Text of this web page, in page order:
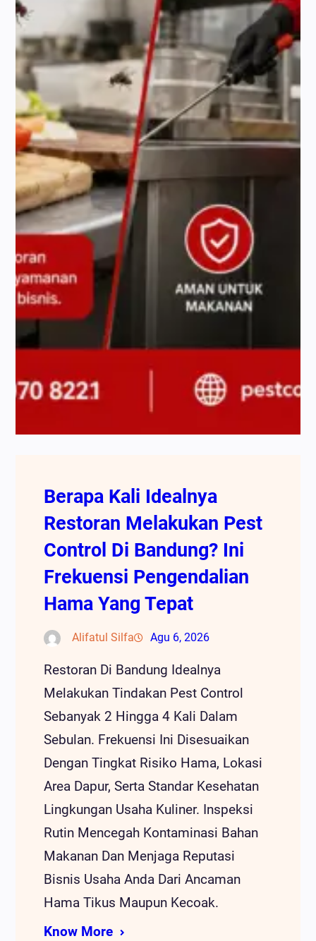
Berapa Kali Idealnya
Restoran Melakukan Pest
Control Di Bandung? Ini
Frekuensi Pengendalian
Hama Yang Tepat
Alifatul Silfa Agu 6, 2026
Restoran Di Bandung Idealnya
Melakukan Tindakan Pest Control
Sebanyak 2 Hingga 4 Kali Dalam
Sebulan. Frekuensi Ini Disesuaikan
Dengan Tingkat Risiko Hama, Lokasi
Area Dapur, Serta Standar Kesehatan
Lingkungan Usaha Kuliner. Inspeksi
Rutin Mencegah Kontaminasi Bahan
Makanan Dan Menjaga Reputasi
Bisnis Usaha Anda Dari Ancaman
Hama Tikus Maupun Kecoak.
Know More